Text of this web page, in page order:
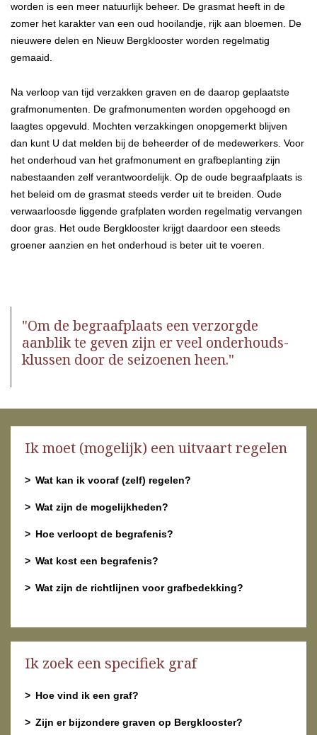
worden is een meer natuurlijk beheer. De grasmat heeft in de
zomer het karakter van een oud hooilandje, rijk aan bloemen. De
nieuwere delen en Nieuw Bergklooster worden regelmatig
gemaaid.
Na verloop van tijd verzakken graven en de daarop geplaatste
grafmonumenten. De grafmonumenten worden opgehoogd en
laagtes opgevuld. Mochten verzakkingen onopgemerkt blijven
dan kunt U dat melden bij de beheerder of de medewerkers. Voor
het onderhoud van het grafmonument en grafbeplanting zijn
nabestaanden zelf verantwoordelijk. Op de oude begraafplaats is
het beleid om de grasmat steeds verder uit te breiden. Oude
verwaarloosde liggende grafplaten worden regelmatig vervangen
door gras. Het oude Bergklooster krijgt daardoor een steeds
groener aanzien en het onderhoud is beter uit te voeren.
"Om de begraafplaats een verzorgde
aanblik te geven zijn er veel onderhouds-
klussen door de seizoenen heen."
Ik moet (mogelijk) een uitvaart regelen
Wat kan ik vooraf (zelf) regelen?
Wat zijn de mogelijkheden?
Hoe verloopt de begrafenis?
Wat kost een begrafenis?
Wat zijn de richtlijnen voor grafbedekking?
Ik zoek een specifiek graf
Hoe vind ik een graf?
Zijn er bijzondere graven op Bergklooster?